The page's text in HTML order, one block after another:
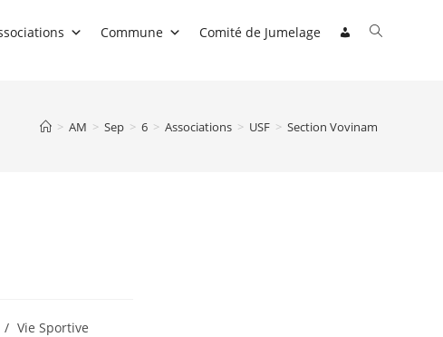
Commune Comité de Jumelage Toggle
> AM > Sep > 6 > Associations > USF > Section Vovinam
/ Vie Sportive